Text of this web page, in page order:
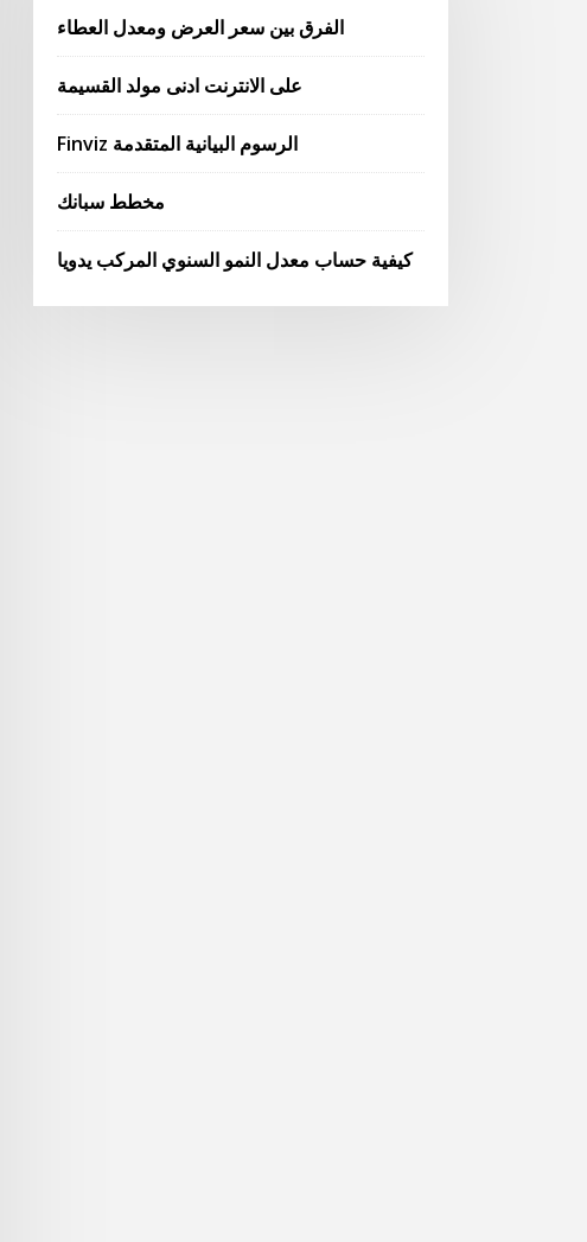
الفرق بين سعر العرض ومعدل العطاء
على الانترنت ادنى مولد القسيمة
Finviz الرسوم البيانية المتقدمة
مخطط سبانك
كيفية حساب معدل النمو السنوي المركب يدويا